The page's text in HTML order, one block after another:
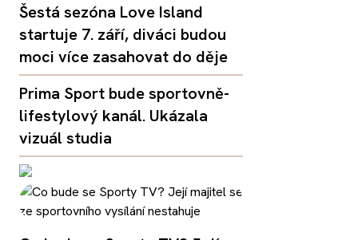
Šestá sezóna Love Island
startuje 7. září, diváci budou
moci více zasahovat do děje
Prima Sport bude sportovně-
lifestylový kanál. Ukázala
vizuál studia